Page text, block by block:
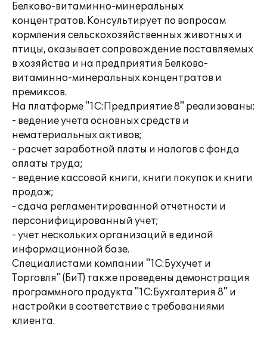
Белково-витаминно-минеральных
концентратов. Консультирует по вопросам
кормления сельскохозяйственных животных и
птицы, оказывает сопровождение поставляемых
в хозяйства и на предприятия Белково-
витаминно-минеральных концентратов и
премиксов.
На платформе "1С:Предприятие 8" реализованы:
- ведение учета основных средств и
нематериальных активов;
- расчет заработной платы и налогов с фонда
оплаты труда;
- ведение кассовой книги, книги покупок и книги
продаж;
- сдача регламентированной отчетности и
персонифицированный учет;
- учет нескольких организаций в единой
информационной базе.
Специалистами компании "1С:Бухучет и
Торговля" (БиТ) также проведены демонстрация
программного продукта "1С:Бухгалтерия 8" и
настройки в соответствие с требованиями
клиента.